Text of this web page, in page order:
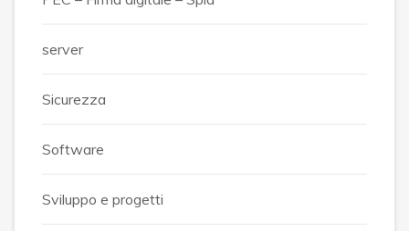
server
Sicurezza
Software
Sviluppo e progetti